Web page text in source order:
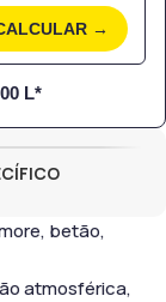
→
L*
betão,
atmosférica,